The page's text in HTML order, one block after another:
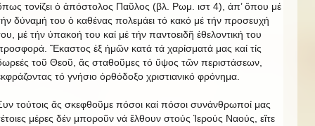
τονίζει ὁ ἀπόστολος Παῦλος (βλ. Ρωμ. ιστ 4), ἀπ’ ὅπου μέ
δύναμή του ὁ καθένας πολεμάει τό κακό μέ τήν προσευχή
μέ τήν ὑπακοή του καί μέ τήν παντοειδῆ ἐθελοντική του
Ἕκαστος ἐξ ἡμῶν κατά τά χαρίσματά μας καί τίς
τοῦ Θεοῦ, ἄς σταθοῦμες τό ὕψος τῶν περιστάσεων,
τό γνήσιο ὀρθόδοξο χριστιανικό φρόνημα.
τούτοις ἄς σκεφθοῦμε πόσοι καί πόσοι συνάνθρωποί μας
μέρες δέν μποροῦν νά ἔλθουν στούς Ἱερούς Ναούς, εἴτε